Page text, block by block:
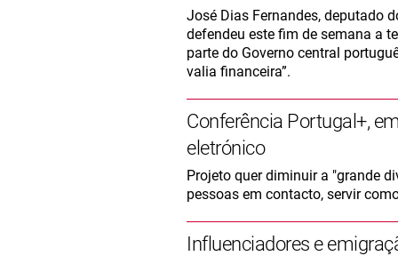
José Dias Fernandes, deputado
defendeu este fim de semana a
parte do Governo central
valia financeira”.
Conferência Portugal+,
eletrónico
Projeto quer diminuir a "grande
pessoas em contacto, servir
Influenciadores e